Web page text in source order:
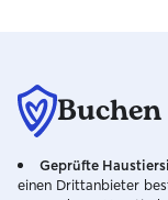
Geprüfte
einen Drittanbieter